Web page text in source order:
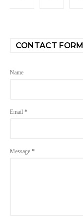
CONTACT FORM
Name
Email *
Message *